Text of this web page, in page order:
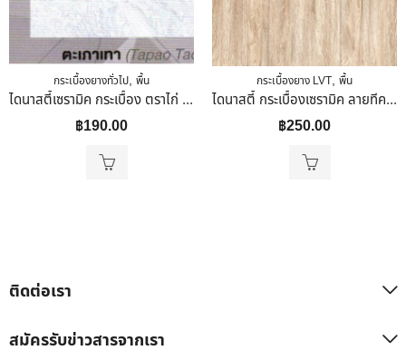
กระเบื้องยางทั่วไป, พื้น
ไดนาสตี้เซรามิค กระเบื้อง ตราไก่ ขนาด 30×30 ลายตะเภาเทา
฿190.00
กระเบื้องยาง LVT, พื้น
ไดนาสตี้ กระเบื้องเซรามิค ลายทีค (หน้าหยาบ)40 X 40cm
฿250.00
ติดต่อเรา
สมัครรับข่าวสารจากเรา